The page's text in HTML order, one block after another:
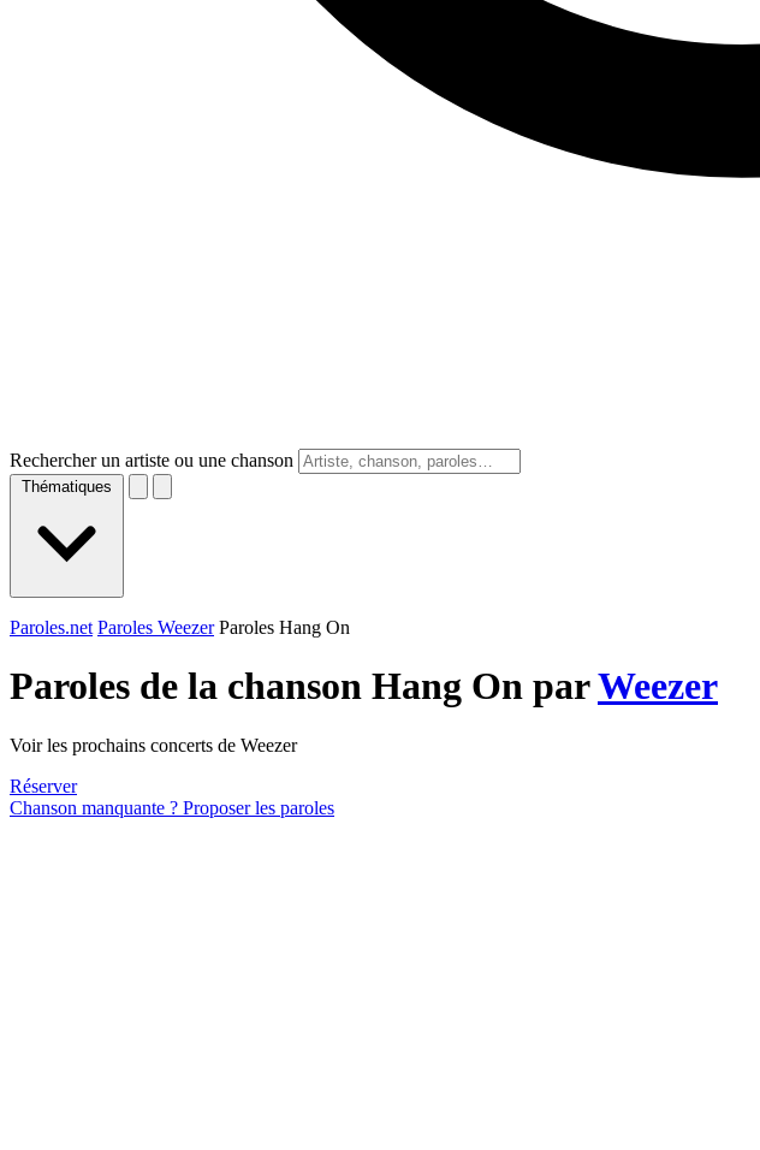
Rechercher un artiste ou une chanson
Thématiques
Paroles.net Paroles Weezer Paroles Hang On
Paroles de la chanson Hang On parWeezer
Voir les prochains concerts de Weezer
Réserver
Chanson manquante ? Proposer les paroles